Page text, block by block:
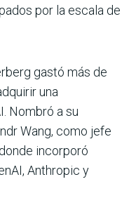
por la escala de
gastó más de
una
Nombró a su
Wang, como jefe
incorporó
Anthropic y